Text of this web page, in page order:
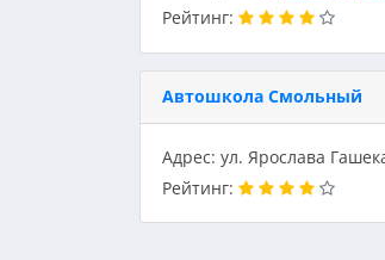
Рейтинг:
Автошкола Смольный
Адрес: ул. Ярослава
Рейтинг: